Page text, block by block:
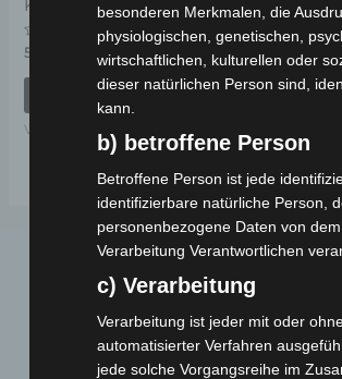
KOFFERHALTERUNG
Bewertet
0
59,00
IN DEN WARENKORB
VS2
besonderen Merkmalen, die
physiologischen, genetischen,
wirtschaftlichen, kulturellen oder
dieser natürlichen Person sind,
kann.
b) betroffene Person
Betroffene Person ist jede
identifizierbare natürliche Person,
personenbezogene Daten von
Verarbeitung Verantwortlichen
c) Verarbeitung
Verarbeitung ist jeder mit oder
automatisierter Verfahren
jede solche Vorgangsreihe im